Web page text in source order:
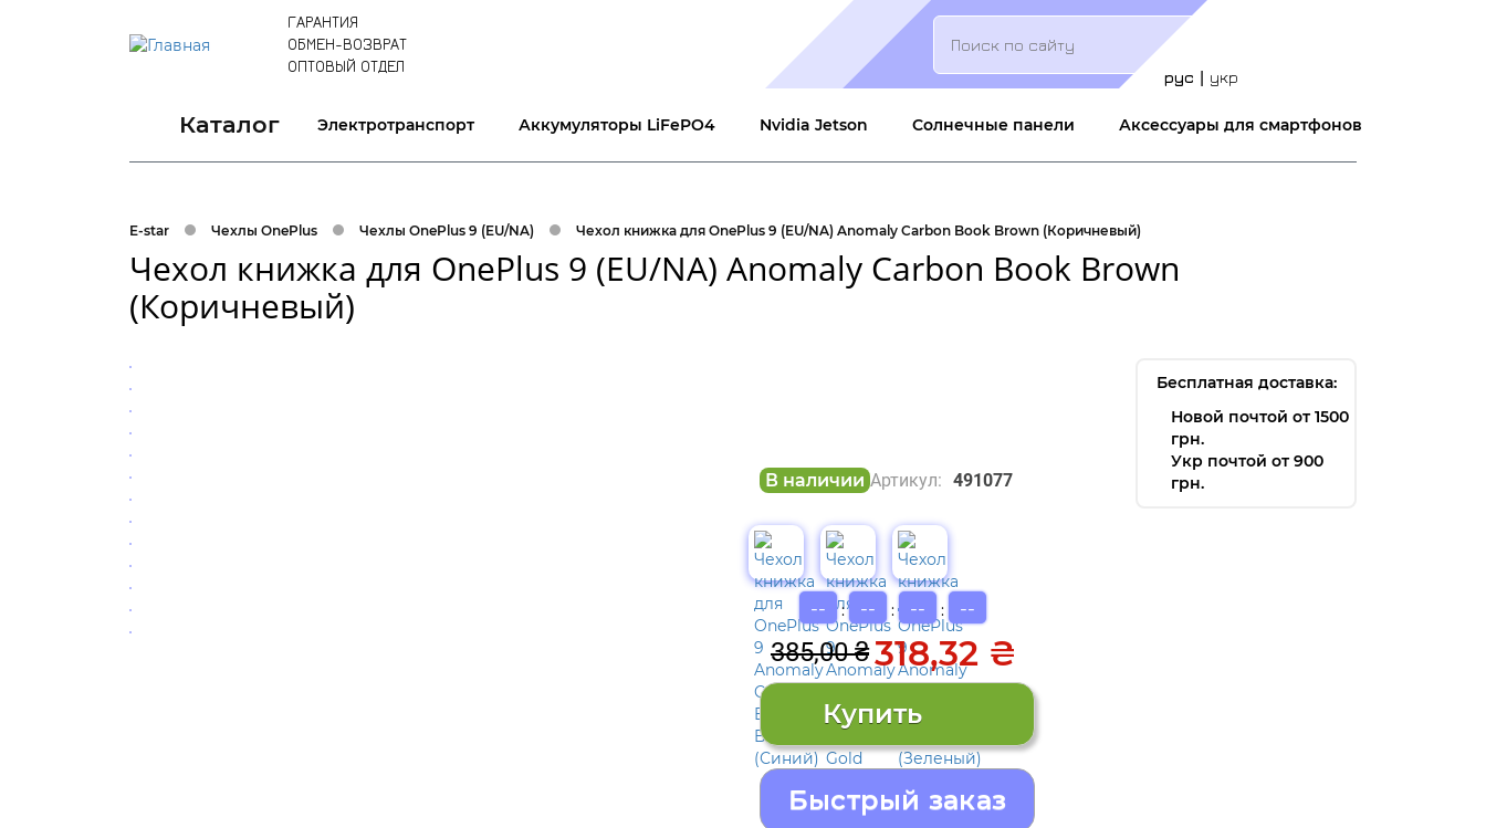
ГАРАНТИЯ
ОБМЕН-ВОЗВРАТ
ОПТОВЫЙ ОТДЕЛ
Search
рус укр
Каталог Электротранспорт Аккумуляторы LiFePO4 Nvidia Jetson Солнечные панели Аксессуары для смартфонов
E-star Чехлы OnePlus Чехлы OnePlus 9 (EU/NA) Чехол книжка для OnePlus 9 (EU/NA) Anomaly Carbon Book Brown (Коричневый)
Чехол книжка для OnePlus 9 (EU/NA) Anomaly Carbon Book Brown
(Коричневый)
В наличии Артикул: 491077
Бесплатная доставка:
Новой почтой от 1500
грн.
Укр почтой от 900
грн.
-- : -- : -- : --
385,00 ₴318,32 ₴
Быстрый заказ